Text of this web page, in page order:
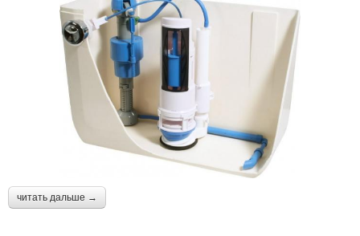
читать дальше →